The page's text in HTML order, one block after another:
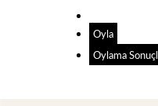
Oyla
Oylama